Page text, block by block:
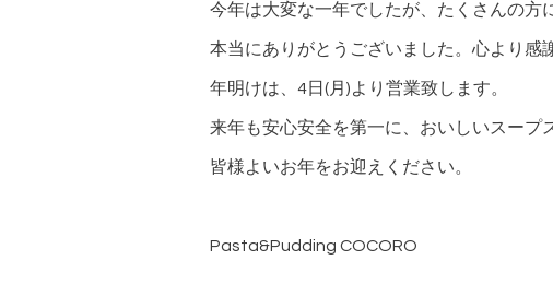
今年は大変な一年でしたが、たくさんの方
本当にありがとうございました。心より感
年明けは、4日(月)より営業致します。
来年も安心安全を第一に、おいしいスープ
皆様よいお年をお迎えください。
Pasta&Pudding COCORO